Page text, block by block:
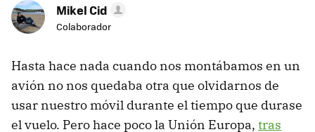
Mikel Cid
Colaborador
Hasta hace nada cuando nos montábamos en un
avión no nos quedaba otra que olvidarnos de
usar nuestro móvil durante el tiempo que durase
el vuelo. Pero hace poco la Unión Europa, tras